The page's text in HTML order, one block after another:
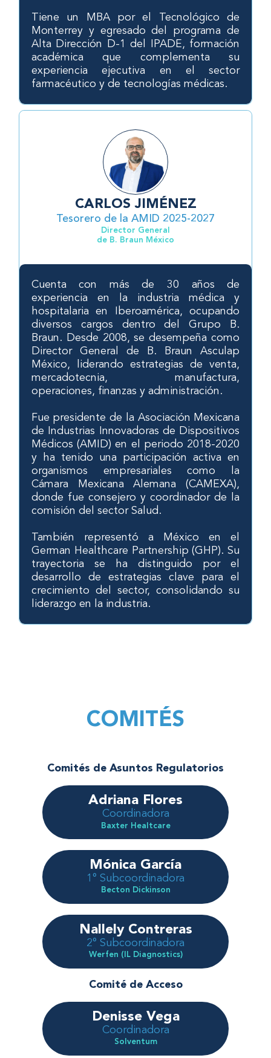
Tiene un MBA por el Tecnológico de
Monterrey y egresado del programa de
Alta Dirección D-1 del IPADE, formación
académica que complementa su
experiencia ejecutiva en el sector
farmacéutico y de tecnologías médicas.
Cuenta con más de 30 años de
experiencia en la industria médica y
hospitalaria en Iberoamérica, ocupando
diversos cargos dentro del Grupo B.
Braun. Desde 2008, se desempeña como
Director General de B. Braun Asculap
México, liderando estrategias de venta,
mercadotecnia, manufactura,
operaciones, finanzas y administración.
Fue presidente de la Asociación Mexicana
de Industrias Innovadoras de Dispositivos
Médicos (AMID) en el periodo 2018-2020
y ha tenido una participación activa en
organismos empresariales como la
Cámara Mexicana Alemana (CAMEXA),
donde fue consejero y coordinador de la
comisión del sector Salud.
También representó a México en el
German Healthcare Partnership (GHP). Su
trayectoria se ha distinguido por el
desarrollo de estrategias clave para el
crecimiento del sector, consolidando su
liderazgo en la industria.
CARLOS JIMÉNEZ
Tesorero de la AMID 2025-2027
Director General
de B. Braun México
COMITÉS
Comités de Asuntos Regulatorios
Adriana Flores
Coordinadora
Baxter Healtcare
Mónica García
1° Subcoordinadora
Becton Dickinson
Nallely Contreras
2° Subcoordinadora
Werfen (IL Diagnostics)
Comité de Acceso
Denisse Vega
Coordinadora
Solventum